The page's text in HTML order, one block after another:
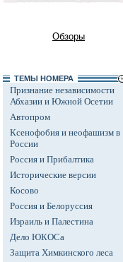
Обзоры
ТЕМЫ НОМЕРА
Признание независимости
Абхазии и Южной Осетии
Автопром
Ксенофобия и неофашизм в
России
Россия и Прибалтика
Исторические версии
Косово
Россия и Белоруссия
Израиль и Палестина
Дело ЮКОСа
Защита Химкинского леса